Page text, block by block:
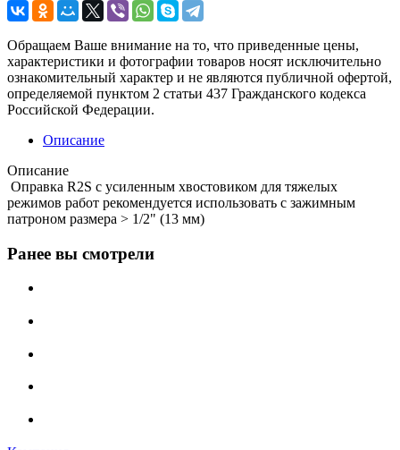
Обращаем Ваше внимание на то, что приведенные цены,
характеристики и фотографии товаров носят исключительно
ознакомительный характер и не являются публичной офертой,
определяемой пунктом 2 статьи 437 Гражданского кодекса
Российской Федерации.
Описание
Описание
Оправка R2S с усиленным хвостовиком для тяжелых
режимов работ рекомендуется использовать с зажимным
патроном размера > 1/2" (13 мм)
Ранее вы смотрели